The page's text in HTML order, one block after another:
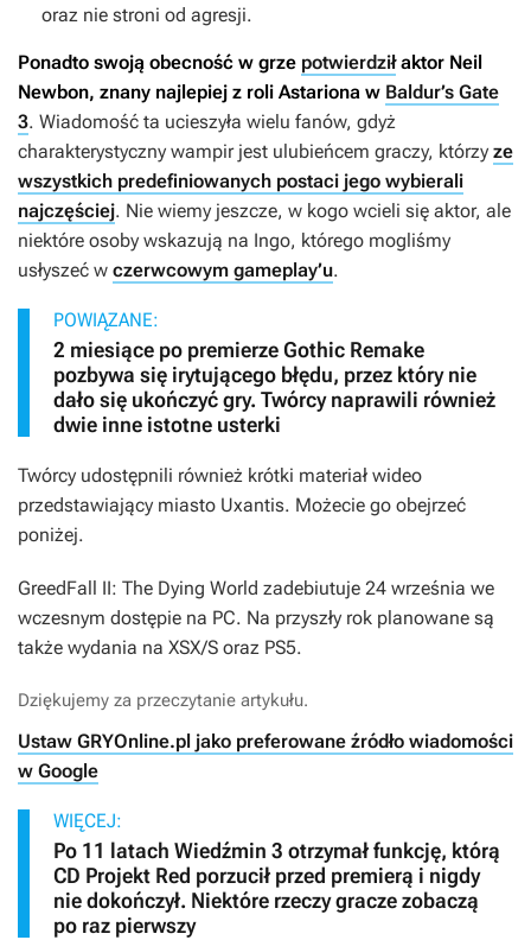
oraz nie stroni od agresji.
Ponadto swoją obecność w grze potwierdziłaktor Neil
Newbon, znany najlepiej z roli Astariona w Baldur’s Gate
3. Wiadomość ta ucieszyła wielu fanów, gdyż
charakterystyczny wampir jest ulubieńcem graczy, którzy ze
wszystkich predefiniowanych postaci jego wybierali
najczęściej. Nie wiemy jeszcze, w kogo wcieli się aktor, ale
niektóre osoby wskazują na Ingo, którego mogliśmy
usłyszeć w czerwcowym gameplay’u.
POWIĄZANE:
2 miesiące po premierze Gothic Remake
pozbywa się irytującego błędu, przez który nie
dało się ukończyć gry. Twórcy naprawili również
dwie inne istotne usterki
Twórcy udostępnili również krótki materiał wideo
przedstawiający miasto Uxantis. Możecie go obejrzeć
poniżej.
GreedFall II: The Dying World zadebiutuje 24 września we
wczesnym dostępie na PC. Na przyszły rok planowane są
także wydania na XSX/S oraz PS5.
Dziękujemy za przeczytanie artykułu.
Ustaw GRYOnline.pl jako preferowane źródło wiadomości
w Google
WIĘCEJ:
Po 11 latach Wiedźmin 3 otrzymał funkcję, którą
CD Projekt Red porzucił przed premierą i nigdy
nie dokończył. Niektóre rzeczy gracze zobaczą
po raz pierwszy